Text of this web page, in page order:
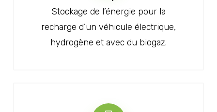
Stockage de l’énergie pour la
recharge d’un véhicule électrique,
hydrogène et avec du biogaz.